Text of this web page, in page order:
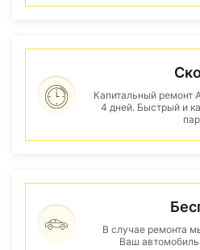
Капитальный ремонт
4 дней. Быстрый и
В случае ремонта
Ваш